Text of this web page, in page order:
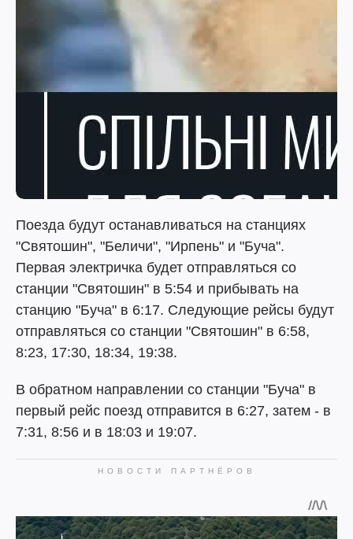
Поезда будут останавливаться на станциях
"Святошин", "Беличи", "Ирпень" и "Буча".
Первая электричка будет отправляться со
станции "Святошин" в 5:54 и прибывать на
станцию ​​"Буча" в 6:17. Следующие рейсы будут
отправляться со станции "Святошин" в 6:58,
8:23, 17:30, 18:34, 19:38.
В обратном направлении со станции "Буча" в
первый рейс поезд отправится в 6:27, затем - в
7:31, 8:56 и в 18:03 и 19:07.